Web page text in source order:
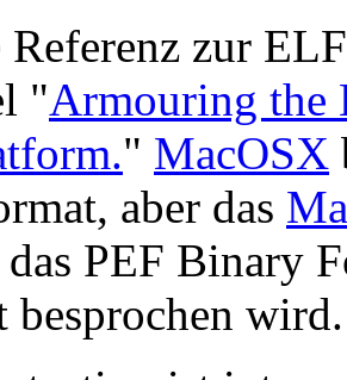
Referenz zur
"Armouring the
" MacOSX
aber das
PEF Binary
besprochen wird.